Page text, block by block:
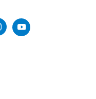
da
vez